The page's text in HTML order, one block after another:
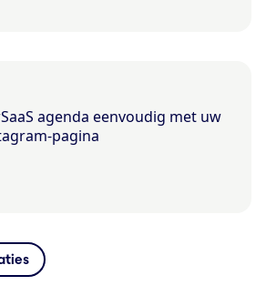
agenda eenvoudig met uw
pagina